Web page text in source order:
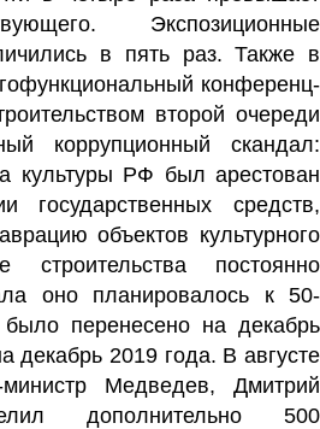
Экспозиционные
в пять раз. Также в
конференц-
второй очереди
коррупционный скандал:
культуры РФ был арестован
средств,
объектов культурного
строительства постоянно
оно планировалось к 50-
перенесено на декабрь
декабрь 2019 года. В августе
Медведев, Дмитрий
дополнительно 500